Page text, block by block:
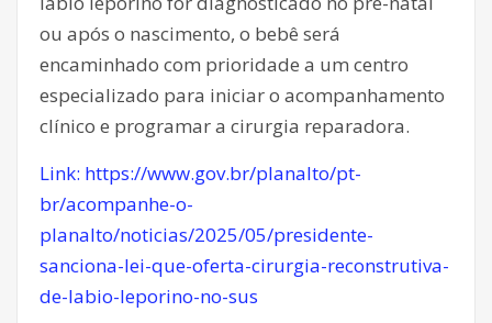
ou após o nascimento, o bebê será
encaminhado com prioridade a um centro
especializado para iniciar o acompanhamento
clínico e programar a cirurgia reparadora.
Link: https://www.gov.br/planalto/pt-
br/acompanhe-o-
planalto/noticias/2025/05/presidente-
sanciona-lei-que-oferta-cirurgia-reconstrutiva-
de-labio-leporino-no-sus